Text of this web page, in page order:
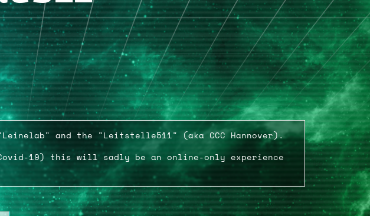
and the "Leitstelle511" (aka CCC Hannover).
19) this will sadly be an online-only experience